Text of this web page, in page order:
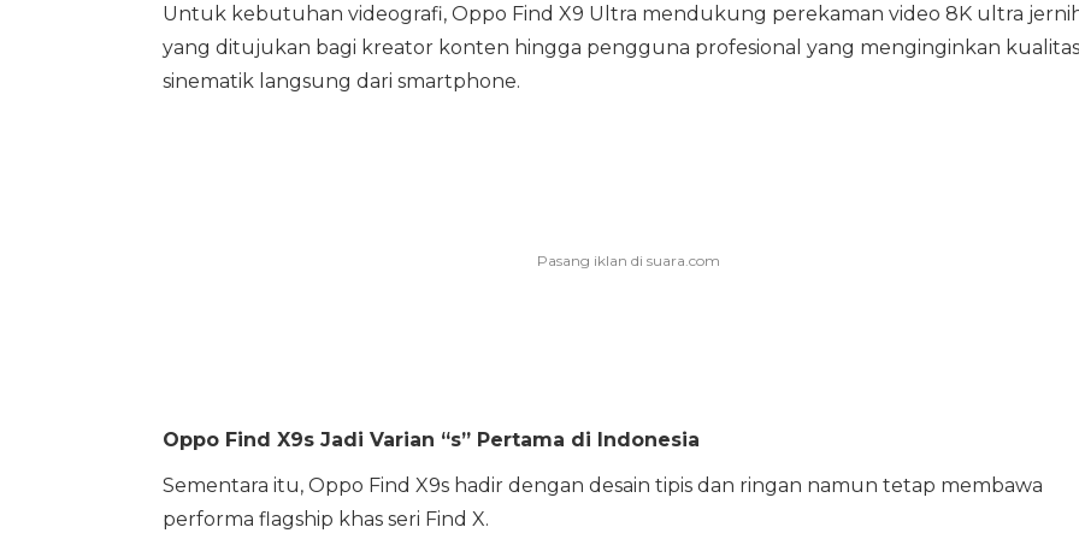
Untuk kebutuhan videografi, Oppo Find X9 Ultra mendukung perekaman video 8K ultra
yang ditujukan bagi kreator konten hingga pengguna profesional yang menginginkan kualitas
sinematik langsung dari smartphone.
Oppo Find X9s Jadi Varian “s” Pertama di Indonesia
Sementara itu, Oppo Find X9s hadir dengan desain tipis dan ringan namun tetap membawa
performa flagship khas seri Find X.